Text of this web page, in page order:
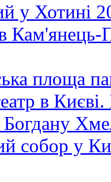
у Хотині
Кам'янець-
площа
в
собор у